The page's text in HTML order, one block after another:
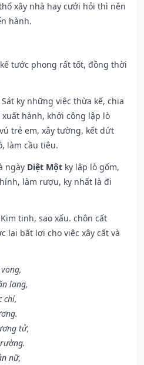
xây nhà hay cưới hỏi thì nên
hành.
tước phong rất tốt, đồng thời
kỵ những việc thừa kế, chia
hành, khởi công lập lò
trẻ em, xây tường, kết dứt
làm cầu tiêu.
ngày Diệt Một kỵ lập lò gốm,
làm rượu, kỵ nhất là đi
tinh, sao xấu. chôn cất
lại bất lợi cho việc xây cất và
lang,
chí,
tử,
nữ,